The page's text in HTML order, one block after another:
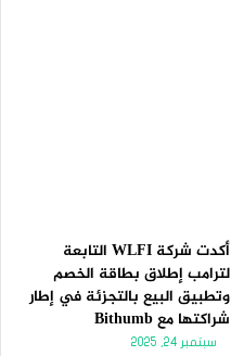
أكدت شركة WLFI التابعة
لترامب إطلاق بطاقة الخصم
وتطبيق البيع بالتجزئة في إطار
شراكتها مع Bithumb
سبتمبر 24, 2025